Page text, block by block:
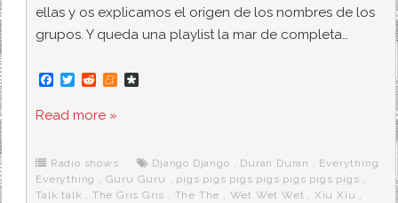
ellas y os explicamos el origen de los nombres de los
grupos. Y queda una playlist la mar de completa…
F
e
o
k
T
t
r
R
d
M
e
r
a
Read more »
Radio shows Django Django , Duran Duran , Everything
Everything , Guru Guru , pigs pigs pigs pigs pigs pigs pigs ,
Talk talk , The Gris Gris , The The , Wet Wet Wet , Xiu Xiu ,